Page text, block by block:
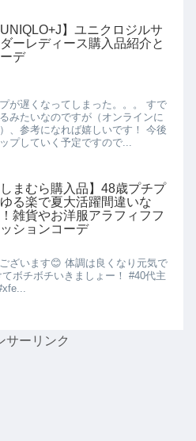
UNIQLO+J】ユニクロジルサ
ーレディース購入品紹介と
デ
が遅くなってしまった。。。 すで
みたいなのですが（オンラインに
、参考になれば嬉しいです！ 今後
プしていく予定ですので...
しまむら購入品】48歳プチプ
る楽で夏大活躍間違いな
雑貨やお洋服アラフィフフ
ションコーデ
ざいます😊 体調は良くなり元気で
ボチボチいきましょー！ #40代主
サーリンク